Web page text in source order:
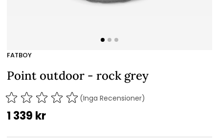
FATBOY
Point outdoor - rock grey
(Inga Recensioner)
1 339 kr